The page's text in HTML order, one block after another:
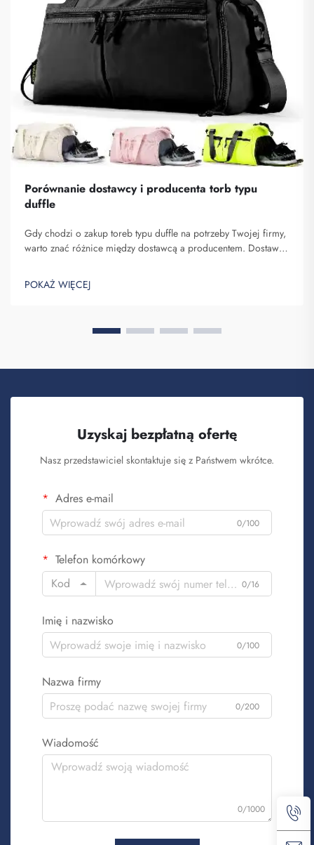
Porównanie dostawcy i producenta torb typu
duffle
Gdy chodzi o zakup toreb typu duffle na potrzeby Twojej firmy,
warto znać różnice między dostawcą a producentem. Dostawcy
wytwarzają. Fuzhou Saipulang Trading to dobry wybór dla firm
chcących q...
POKAŻ WIĘCEJ
Uzyskaj bezpłatną ofertę
Nasz przedstawiciel skontaktuje się z Państwem wkrótce.
Adres e-mail
0/100
Telefon komórkowy
Kod
0/16
Imię i nazwisko
0/100
Nazwa firmy
0/200
Wiadomość
0/1000